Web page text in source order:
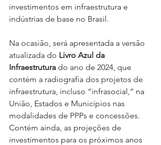
investimentos em infraestrutura e
indústrias de base no Brasil.
Na ocasião, será apresentada a versão
atualizada do Livro Azul da
Infraestrutura do ano de 2024, que
contém a radiografia dos projetos de
infraestrutura, incluso “infrasocial,” na
União, Estados e Municípios nas
modalidades de PPPs e concessões.
Contém ainda, as projeções de
investimentos para os próximos anos